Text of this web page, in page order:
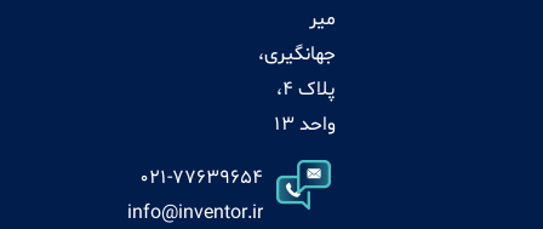
میر
جهانگیری،
پلاک 4،
واحد 13
021-77639654
info@inventor.ir